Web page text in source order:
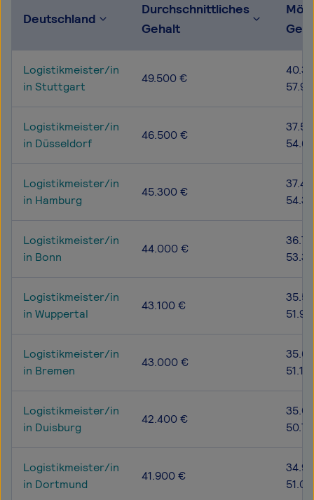
Deutschland
Durchschnittliches
Gehalt
Logistikmeister/in
in Stuttgart
49.500 €
Logistikmeister/in
in Düsseldorf
46.500 €
Logistikmeister/in
in Hamburg
45.300 €
Logistikmeister/in
in Bonn
44.000 €
Logistikmeister/in
in Wuppertal
43.100 €
Logistikmeister/in
in Bremen
43.000 €
Logistikmeister/in
in Duisburg
42.400 €
Logistikmeister/in
in Dortmund
41.900 €